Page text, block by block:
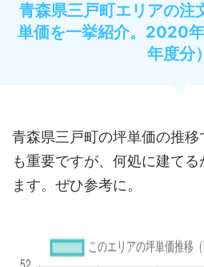
青森県三戸町エリアの注
単価を一挙紹介。2020
年度分）
青森県三戸町の坪単価の推
も重要ですが、何処に建て
ます。ぜひ参考に。